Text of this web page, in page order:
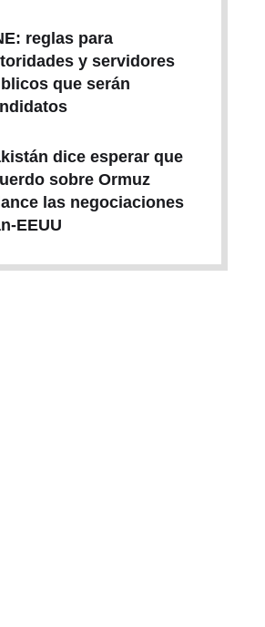
reglas para
y servidores
que serán
dice esperar que
sobre Ormuz
las negociaciones
EEUU